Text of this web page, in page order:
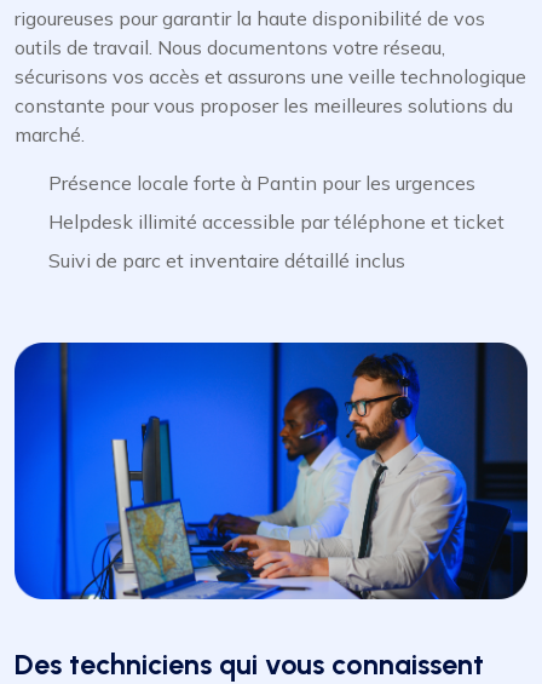
rigoureuses pour garantir la haute disponibilité de vos
outils de travail. Nous documentons votre réseau,
sécurisons vos accès et assurons une veille technologique
constante pour vous proposer les meilleures solutions du
marché.
Présence locale forte à Pantin pour les urgences
Helpdesk illimité accessible par téléphone et ticket
Suivi de parc et inventaire détaillé inclus
Des techniciens qui vous connaissent